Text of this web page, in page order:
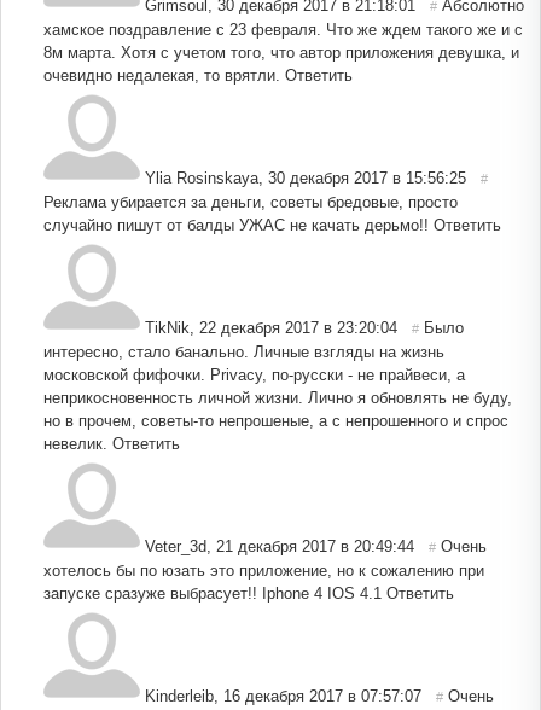
Grimsoul , 30 декабря 2017 в 21:18:01 # Абсолютно
хамское поздравление с 23 февраля. Что же ждем такого же и с
8м марта. Хотя с учетом того, что автор приложения девушка, и
очевидно недалекая, то врятли. Ответить
Ylia Rosinskaya, 30 декабря 2017 в 15:56:25 #
Реклама убирается за деньги, советы бредовые, просто
случайно пишут от балды УЖАС не качать дерьмо!! Ответить
TikNik, 22 декабря 2017 в 23:20:04 # Было
интересно, стало банально. Личные взгляды на жизнь
московской фифочки. Privacy, по-русски - не прайвеси, а
неприкосновенность личной жизни. Лично я обновлять не буду,
но в прочем, советы-то непрошеные, а с непрошенного и спрос
невелик. Ответить
Veter_3d, 21 декабря 2017 в 20:49:44 # Очень
хотелось бы по юзать это приложение, но к сожалению при
запуске сразуже выбрасует!! Iphone 4 IOS 4.1 Ответить
Kinderleib, 16 декабря 2017 в 07:57:07 # Очень